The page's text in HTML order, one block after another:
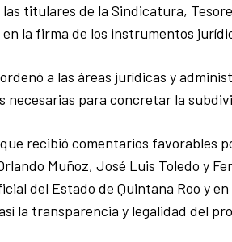
las titulares de la Sindicatura,
la firma de los instrumentos
a las áreas jurídicas y
necesarias para concretar la
recibió comentarios favorables
Muñoz, José Luis Toledo y
del Estado de Quintana Roo y
la transparencia y legalidad del